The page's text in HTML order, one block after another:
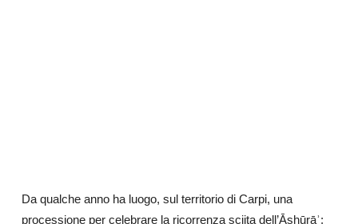
Da qualche anno ha luogo, sul territorio di Carpi, una
processione per celebrare la ricorrenza sciita dell’Āshūrāʾ: